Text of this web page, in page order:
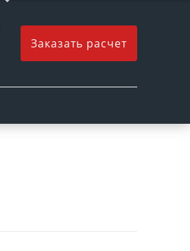
Заказать расчет